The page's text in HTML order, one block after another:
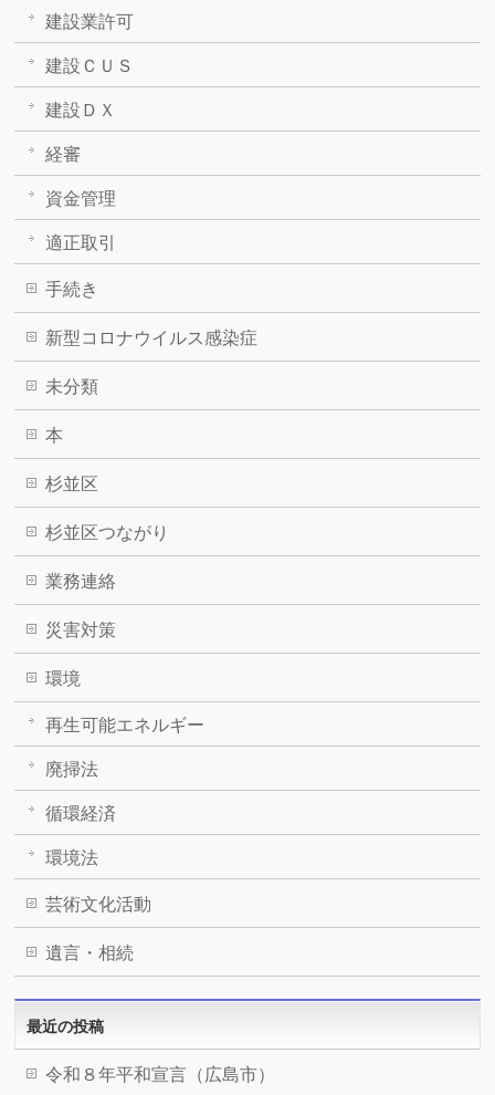
建設業許可
建設ＣＵＳ
建設ＤＸ
経審
資金管理
適正取引
手続き
新型コロナウイルス感染症
未分類
本
杉並区
杉並区つながり
業務連絡
災害対策
環境
再生可能エネルギー
廃掃法
循環経済
環境法
芸術文化活動
遺言・相続
最近の投稿
令和８年平和宣言（広島市）